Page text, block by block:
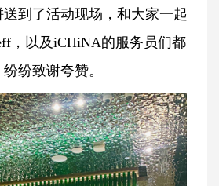
到了活动现场，和大家一起
，以及iCHiNA的服务员们都
纷致谢夸赞。